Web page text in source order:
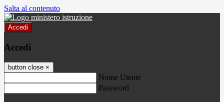
Salta al contenuto
Accedi
Accedi
button close ×
Nome Utente
Password